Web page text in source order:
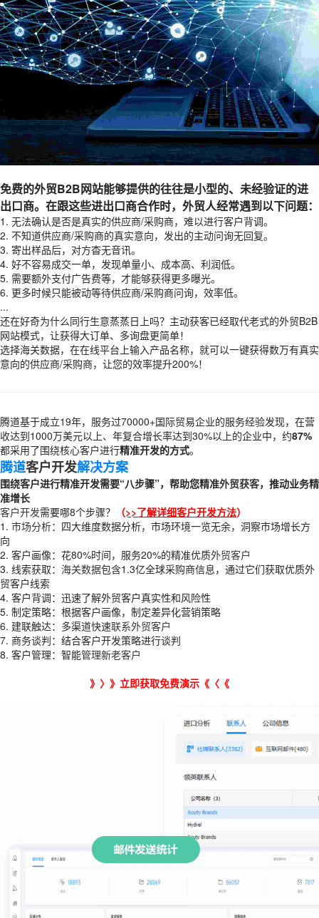
免费的外贸B2B网站能够提供的往往是小型的、未经验证的进
出口商。在跟这些进出口商合作时，外贸人经常遇到以下问题：
1. 无法确认是否是真实的供应商/采购商，难以进行客户背调。
2. 不知道供应商/采购商的真实意向，发出的主动问询无回复。
3. 寄出样品后，对方杳无音讯。
4. 好不容易成交一单，发现单量小、成本高、利润低。
5. 需要额外支付广告费等，才能够获得更多曝光。
6. 更多时候只能被动等待供应商/采购商问询，效率低。
...
还在好奇为什么同行生意蒸蒸日上吗？主动获客已经取代老式的外贸B2B
网站模式，让获得大订单、多询盘更简单！
选择海关数据，在在线平台上输入产品名称，就可以一键获得数万有真实
意向的供应商/采购商，让您的效率提升200%！
腾道基于成立19年，服务过70000+国际贸易企业的服务经验发现，在营
收达到1000万美元以上、年复合增长率达到30%以上的企业中，约87%
都采用了围绕核心客户进行精准开发的方式。
腾道客户开发解决方案
围绕客户进行精准开发需要“八步骤”，帮助您精准外贸获客，推动业务精
准增长
客户开发需要哪8个步骤？ （>>了解详细客户开发方法）
1. 市场分析：四大维度数据分析，市场环境一览无余，洞察市场增长方
向
2. 客户画像：花80%时间，服务20%的精准优质外贸客户
3. 线索获取： 海关数据包含1.3亿全球采购商信息，通过它们获取优质外
贸客户线索
4. 客户背调：迅速了解外贸客户真实性和风险性
5. 制定策略：根据客户画像，制定差异化营销策略
6. 建联触达：多渠道快速联系外贸客户
7. 商务谈判：结合客户开发策略进行谈判
8. 客户管理：智能管理新老客户
》〉》 立即获取免费演示 《〈《